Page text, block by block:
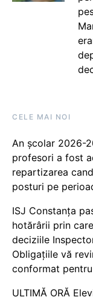
CELE MAI NOI
An școlar 2026-
profesori a fost
repartizarea
posturi pe
ISJ Constanța
hotărârii prin
deciziile
Obligațiile vă
conformat
ULTIMĂ ORĂ